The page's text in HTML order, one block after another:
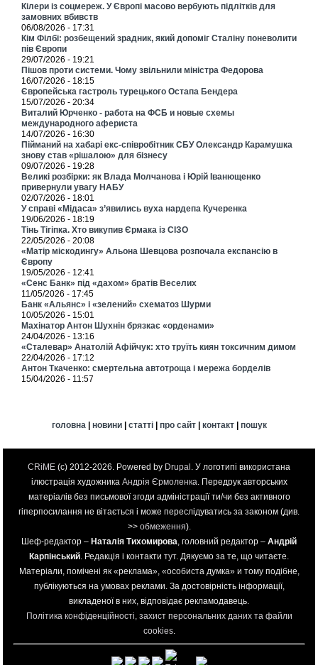
Кілери із соцмереж. У Європі масово вербують підлітків для
замовних вбивств
06/08/2026 - 17:31
Кім Філбі: розбещений зрадник, який допоміг Сталіну поневолити
пів Європи
29/07/2026 - 19:21
Пішов проти системи. Чому звільнили міністра Федорова
16/07/2026 - 18:15
Європейська гастроль турецького Остапа Бендера
15/07/2026 - 20:34
Виталий Юрченко - работа на ФСБ и новые схемы
международного афериста
14/07/2026 - 16:30
Пійманий на хабарі екс-співробітник СБУ Олександр Карамушка
знову став «рішалою» для бізнесу
09/07/2026 - 19:28
Великі розбірки: як Влада Молчанова і Юрій Іванющенко
привернули увагу НАБУ
02/07/2026 - 18:01
У справі «Мідаса» з’явились вуха нардепа Кучеренка
19/06/2026 - 18:19
Тінь Тігіпка. Хто викупив Єрмака із СІЗО
22/05/2026 - 20:08
«Матір міскодингу» Альона Шевцова розпочала експансію в
Європу
19/05/2026 - 12:41
«Сенс Банк» під «дахом» братів Веселих
11/05/2026 - 17:45
Банк «Альянс» і «зелений» схематоз Шурми
10/05/2026 - 15:01
Махінатор Антон Шухнін брязкає «орденами»
24/04/2026 - 13:16
«Сталевар» Анатолій Афійчук: хто труїть киян токсичним димом
22/04/2026 - 17:12
Антон Ткаченко: смертельна автотроща і мережа борделів
15/04/2026 - 11:57
головна | новини| статті| про сайт| контакт| пошук
CRiME (c) 2012-2026. Powered by Drupal . У логотипі використана
ілюстрація художника Андрія Єрмоленка . Передрук авторських
матеріалів без письмової згоди адміністрації ти/чи без активного
гіперпосилання не вітається і може переслідуватись за законом (див.
>> обмеження).
Шеф-редактор – Наталія Тихомирова , головний редактор – Андрій
Карпінський . Редакція і контакти тут. Дякуємо за те, що читаєте.
Матеріали, помічені як «реклама», «особиста думка» и тому подібне,
публікуються на умовах реклами. За достовірність інформації,
викладеної в них, відповідає рекламодавець.
Політика конфіденційності, захист персональних даних та файли
cookies.